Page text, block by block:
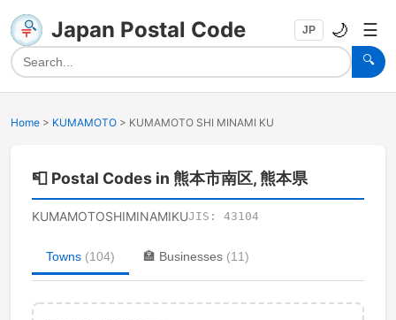
Japan Postal Code
🔍
JP 🌙 ☰
Home > KUMAMOTO > KUMAMOTO SHI MINAMI KU
📮 Postal Codes in 熊本市南区, 熊本県
KUMAMOTOSHIMINAMIKUJIS: 43104
Towns (104) 🏣 Businesses (11)